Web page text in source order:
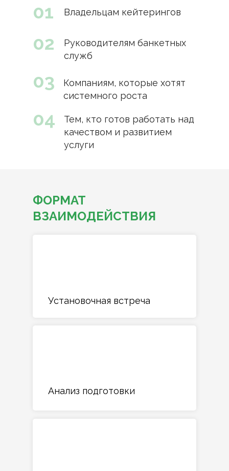
03
Компаниям, которые хотят
системного роста
04
Тем, кто готов работать над
качеством и развитием
услуги
Руководителям банкетных
служб
02
Владельцам кейтерингов
01
ФОРМАТ
ВЗАИМОДЕЙСТВИЯ
Установочная встреча
Анализ подготовки